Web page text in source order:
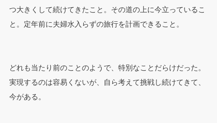
つ大きくして続けてきたこと。その道の上に今立っているこ
と。定年前に夫婦水入らずの旅行を計画できること。
どれも当たり前のことのようで、特別なことだらけだった。
実現するのは容易くないが、自ら考えて挑戦し続けてきて、
今がある。